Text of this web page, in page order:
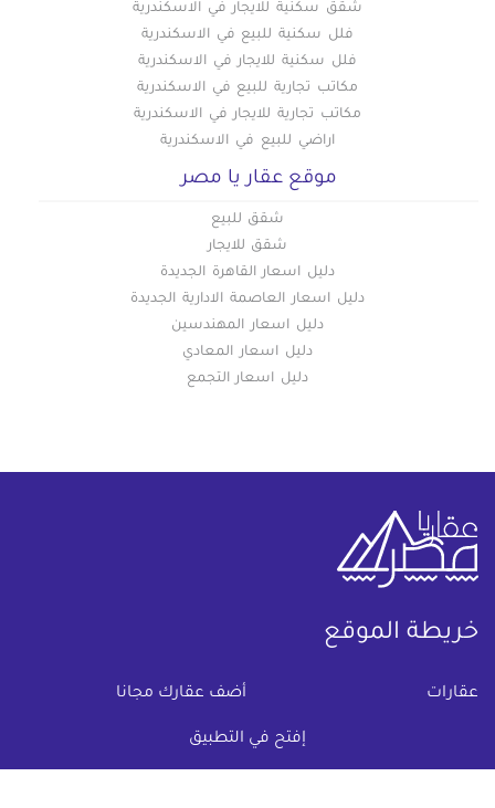
إفتح في التطبيق
شقق سكنية للايجار في الاسكندرية
فلل سكنية للبيع في الاسكندرية
فلل سكنية للايجار في الاسكندرية
مكاتب تجارية للبيع في الاسكندرية
مكاتب تجارية للايجار في الاسكندرية
اراضي للبيع في الاسكندرية
موقع عقار يا مصر
شقق للبيع
شقق للايجار
دليل اسعار القاهرة الجديدة
دليل اسعار العاصمة الادارية الجديدة
دليل اسعار المهندسين
دليل اسعار المعادي
دليل اسعار التجمع
خريطة الموقع
عقارات أضف عقارك مجانا
دليل الاسعار
المقالات العقارية عن عقار يا مصر